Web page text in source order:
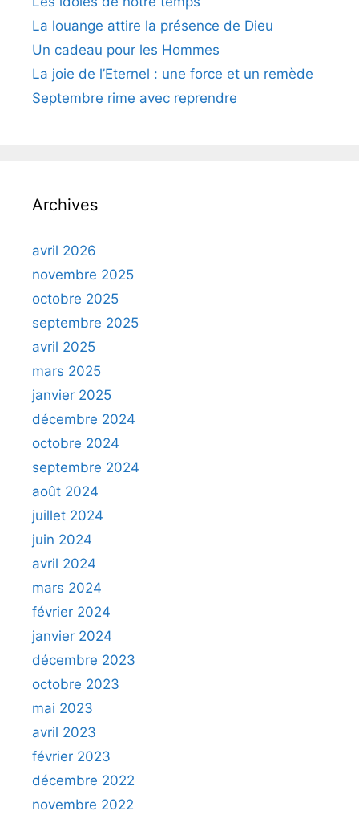
La louange attire la présence de Dieu
Un cadeau pour les Hommes
La joie de l’Eternel : une force et un remède
Septembre rime avec reprendre
Archives
avril 2026
novembre 2025
octobre 2025
septembre 2025
avril 2025
mars 2025
janvier 2025
décembre 2024
octobre 2024
septembre 2024
août 2024
juillet 2024
juin 2024
avril 2024
mars 2024
février 2024
janvier 2024
décembre 2023
octobre 2023
mai 2023
avril 2023
février 2023
décembre 2022
novembre 2022